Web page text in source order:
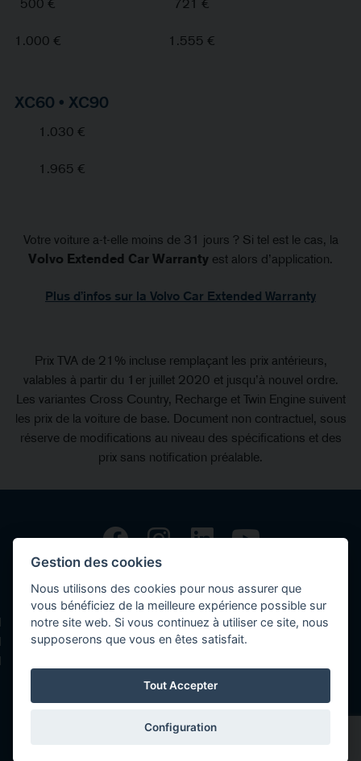
500 €
1.000 €
721 €
1.555 €
XC60 • XC90
1.030 €
1.965 €
Votre voiture a-t-elle moins de 31 jours ? Si tel est le cas, la
Volvo Extended Car Warranty est alors d’application.
Plus d’infos sur la Volvo Car Extended Warranty
Prix TVA de 21% incluse remplaçant les prix antérieurs,
valables à partir du 1er juillet 2020 et jusqu’à nouvel ordre.
Les variantes Cross Country, Recharge et Twin Engine suivent
les prix de la voiture de base. Document non contractuel, sous
réserve de modifications au niveau des spécifications et des
prix sans notification préalable.
Contact
Déclaration de confidentialités
Politique des cookies
Gestion des cookies
Nous utilisons des cookies pour nous assurer que
vous bénéficiez de la meilleure expérience possible sur
notre site web. Si vous continuez à utiliser ce site, nous
supposerons que vous en êtes satisfait.
Tout Accepter
Configuration